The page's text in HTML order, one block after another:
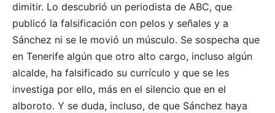
dimitir. Lo descubrió un periodista de ABC, que
publicó la falsificación con pelos y señales y a
Sánchez ni se le movió un músculo. Se sospecha que
en Tenerife algún que otro alto cargo, incluso algún
alcalde, ha falsificado su currículo y que se les
investiga por ello, más en el silencio que en el
alboroto. Y se duda, incluso, de que Sánchez haya